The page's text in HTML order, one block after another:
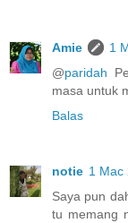
Amie
1
@paridah
masa untuk
Balas
notie 1 Mac
Saya pun
tu memang